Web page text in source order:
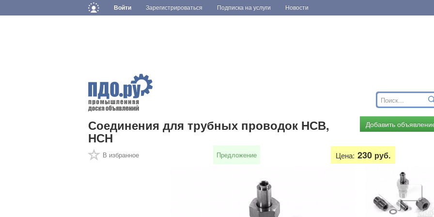
Войти Зарегистрироваться Подписка на услуги Новости
Соединения для трубных проводок НСВ,
НСН
Добавить
В избранное Предложение Цена: 230 руб.